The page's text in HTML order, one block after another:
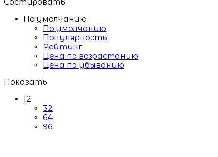
Сортировать
По умолчанию
По умолчанию
Популярность
Рейтинг
Цена по возрастанию
Цена по убыванию
Показать
12
32
64
96